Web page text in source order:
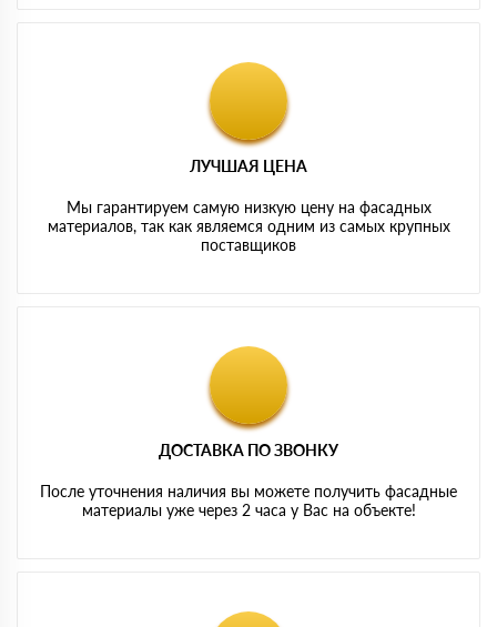
ЛУЧШАЯ ЦЕНА
Мы гарантируем самую низкую цену на фасадных
материалов, так как являемся одним из самых крупных
поставщиков
ДОСТАВКА ПО ЗВОНКУ
После уточнения наличия вы можете получить фасадные
материалы уже через 2 часа у Вас на объекте!